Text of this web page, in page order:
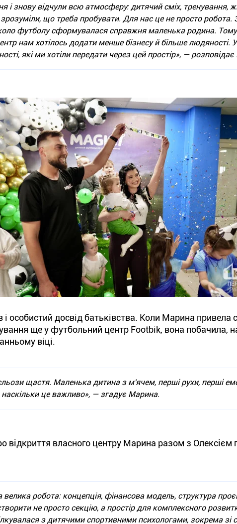
і знову відчули всю атмосферу: дитячий сміх, тренування,
що треба пробувати. Для нас це не просто робота.
футболу сформувалася справжня маленька родина.
нам хотілось додати менше бізнесу й більше людяності.
які ми хотіли передати через цей простір», —
і особистий досвід батьківства. Коли Марина привела
ще у футбольний центр Footbik, вона побачила,
віці.
щастя. Маленька дитина з м'ячем, перші рухи, перші
це важливо», — згадує Марина.
відкриття власного центру Марина разом з
велика робота: концепція, фінансова модель, структура
не просто секцію, а простір для комплексного
з дитячими спортивними психологами, зокрема зі